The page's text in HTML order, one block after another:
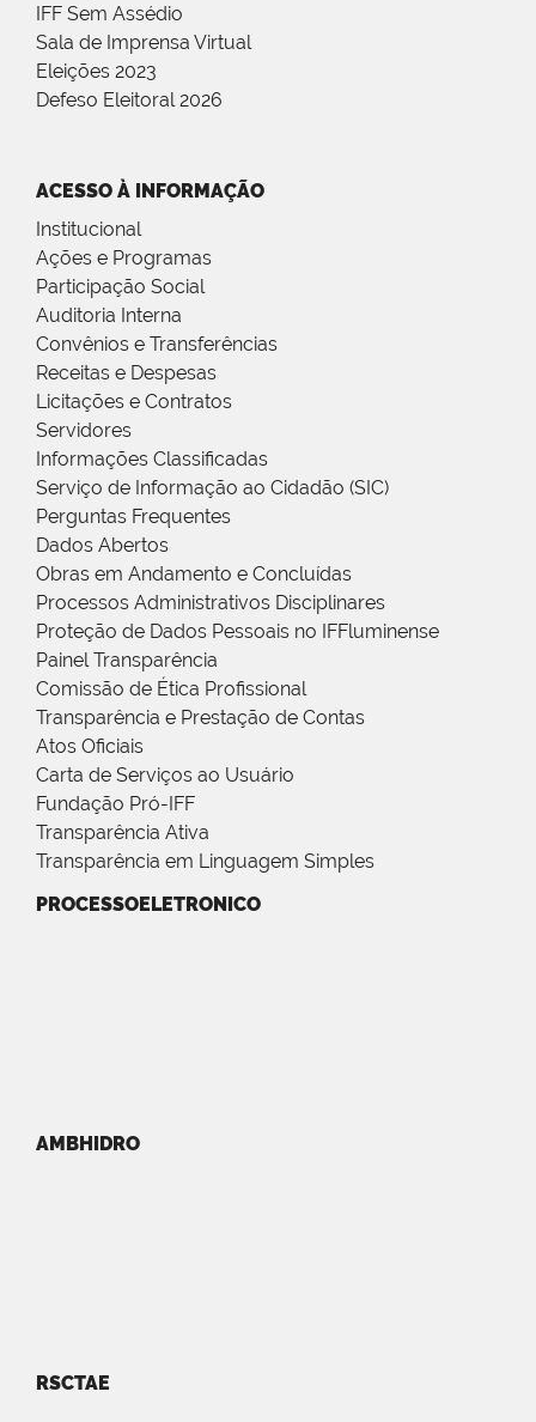
IFF Sem Assédio
Sala de Imprensa Virtual
Eleições 2023
Defeso Eleitoral 2026
ACESSO À INFORMAÇÃO
Institucional
Ações e Programas
Participação Social
Auditoria Interna
Convênios e Transferências
Receitas e Despesas
Licitações e Contratos
Servidores
Informações Classificadas
Serviço de Informação ao Cidadão (SIC)
Perguntas Frequentes
Dados Abertos
Obras em Andamento e Concluídas
Processos Administrativos Disciplinares
Proteção de Dados Pessoais no IFFluminense
Painel Transparência
Comissão de Ética Profissional
Transparência e Prestação de Contas
Atos Oficiais
Carta de Serviços ao Usuário
Fundação Pró-IFF
Transparência Ativa
Transparência em Linguagem Simples
PROCESSOELETRONICO
AMBHIDRO
RSCTAE